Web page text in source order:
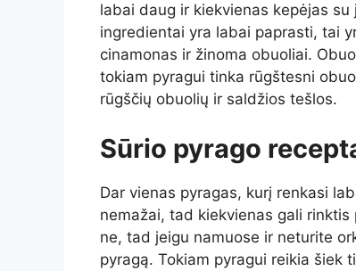
labai daug ir kiekvienas kepėjas
ingredientai yra labai paprasti, tai
cinamonas ir žinoma obuoliai.
tokiam pyragui tinka rūgštesni
rūgščių obuolių ir saldžios tešlos.
Sūrio pyrago
Dar vienas pyragas, kurį renkasi
nemažai, tad kiekvienas gali
ne, tad jeigu namuose ir neturite
pyragą. Tokiam pyragui reikia šiek